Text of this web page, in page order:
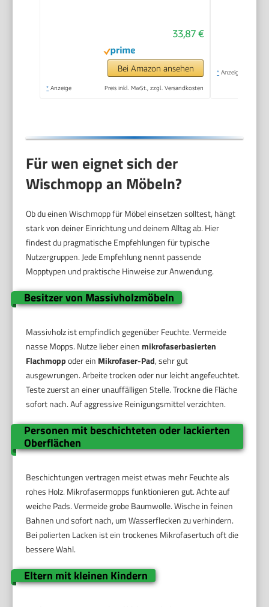
33,87 €
Bei Amazon ansehen
* Anzeige Preis inkl. MwSt., zzgl. Versandkosten
* Anzeige
Für wen eignet sich der
Wischmopp an Möbeln?
Ob du einen Wischmopp für Möbel einsetzen solltest, hängt
stark von deiner Einrichtung und deinem Alltag ab. Hier
findest du pragmatische Empfehlungen für typische
Nutzergruppen. Jede Empfehlung nennt passende
Mopptypen und praktische Hinweise zur Anwendung.
Besitzer von Massivholzmöbeln
Massivholz ist empfindlich gegenüber Feuchte. Vermeide
nasse Mopps. Nutze lieber einenmikrofaserbasierten
Flachmoppoder ein Mikrofaser-Pad, sehr gut
ausgewrungen. Arbeite trocken oder nur leicht angefeuchtet.
Teste zuerst an einer unauffälligen Stelle. Trockne die Fläche
sofort nach. Auf aggressive Reinigungsmittel verzichten.
Personen mit beschichteten oder lackierten
Oberflächen
Beschichtungen vertragen meist etwas mehr Feuchte als
rohes Holz. Mikrofasermopps funktionieren gut. Achte auf
weiche Pads. Vermeide grobe Baumwolle. Wische in feinen
Bahnen und sofort nach, um Wasserflecken zu verhindern.
Bei polierten Lacken ist ein trockenes Mikrofasertuch oft die
bessere Wahl.
Eltern mit kleinen Kindern